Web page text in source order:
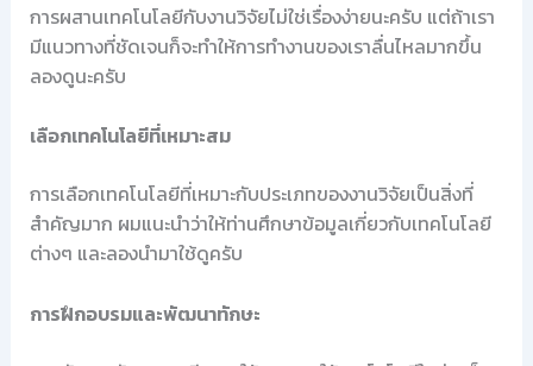
การผสานเทคโนโลยีกับงานวิจัยไม่ใช่เรื่องง่ายนะครับ แต่ถ้าเรา
มีแนวทางที่ชัดเจนก็จะทำให้การทำงานของเราลื่นไหลมากขึ้น
ลองดูนะครับ
เลือกเทคโนโลยีที่เหมาะสม
การเลือกเทคโนโลยีที่เหมาะกับประเภทของงานวิจัยเป็นสิ่งที่
สำคัญมาก ผมแนะนำว่าให้ท่านศึกษาข้อมูลเกี่ยวกับเทคโนโลยี
ต่างๆ และลองนำมาใช้ดูครับ
การฝึกอบรมและพัฒนาทักษะ